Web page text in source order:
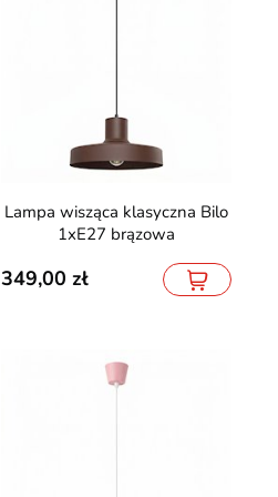
Oprawa ARLES 1 Biała
39,20
Lampa wisząca klasyczna Bilo
1xE27 brązowa
349,00